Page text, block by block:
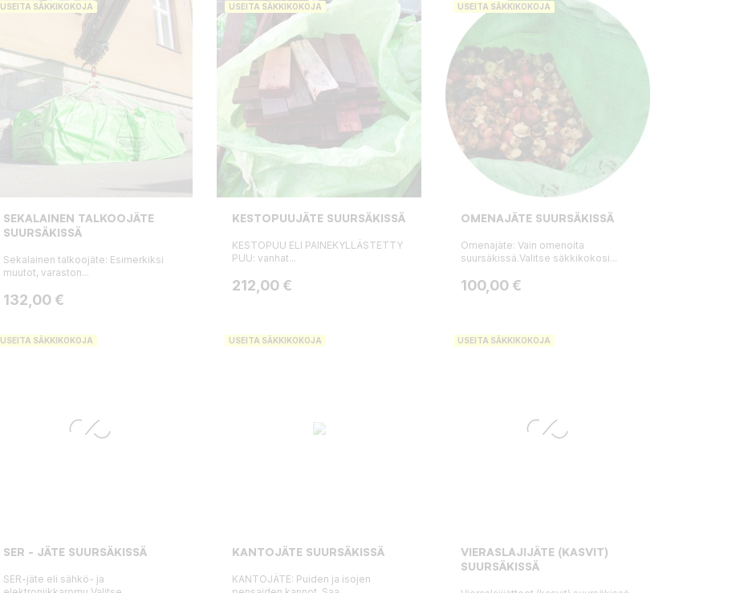
USEITA SÄKKIKOKOJA
SEKALAINEN TALKOOJÄTE
SUURSÄKISSÄ
Sekalainen talkoojäte: Esimerkiksi
muutot, varaston...
Hinta
132,00 €
USEITA SÄKKIKOKOJA
KESTOPUUJÄTE SUURSÄKISSÄ
KESTOPUU ELI PAINEKYLLÄSTETTY
PUU: vanhat...
Hinta
212,00 €
USEITA SÄKKIKOKOJA
OMENAJÄTE SUURSÄKISSÄ
Omenajäte: Vain omenoita
suursäkissä.Valitse säkkikokosi...
Hinta
100,00 €
USEITA SÄKKIKOKOJA
SER - JÄTE SUURSÄKISSÄ
SER-jäte eli sähkö- ja
USEITA SÄKKIKOKOJA
KANTOJÄTE SUURSÄKISSÄ
KANTOJÄTE: Puiden ja isojen
USEITA SÄKKIKOKOJA
VIERASLAJIJÄTE (KASVIT)
SUURSÄKISSÄ